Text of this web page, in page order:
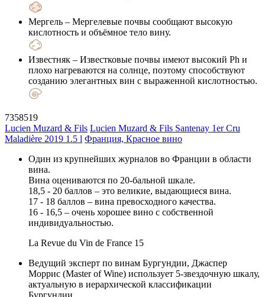
Мергель – Мергелевые почвы сообщают высокую
кислотность и объёмное тело вину.
Известняк – Известковые почвы имеют высокий Ph и
плохо нагреваются на солнце, поэтому способствуют
созданию элегантных вин с выраженной кислотностью.
7358519
Lucien Muzard & Fils Lucien Muzard & Fils Santenay 1er Cru
Maladière 2019 1.5 l Франция, Красное вино
Один из крупнейших журналов во Франции в области
вина.
Вина оцениваются по 20-бальной шкале.
18,5 - 20 баллов – это великие, выдающиеся вина.
17 - 18 баллов – вина превосходного качества.
16 - 16,5 – очень хорошее вино с собственной
индивидуальностью.
La Revue du Vin de France 15
Ведущий эксперт по винам Бургундии, Джаспер
Моррис (Master of Wine) использует 5-звездочную шкалу,
актуальную в иерархической классификации
Бургундии.